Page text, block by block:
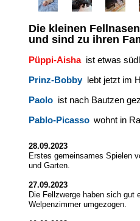
Die kleinen
und sind zu ihren
Püppi-Aishaist etwas
Prinz-Bobbylebt jetzt im
Paolo ist nach Bautzen
Pablo-Picasso wohnt in
28.09.2023
Erstes gemeinsames Spielen
und Garten.
27.09.2023
Die Fellzwerge haben sich gut
Welpenzimmer umgezogen.